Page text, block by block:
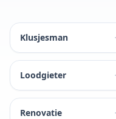
Klusjesman
Loodgieter
Renovatie